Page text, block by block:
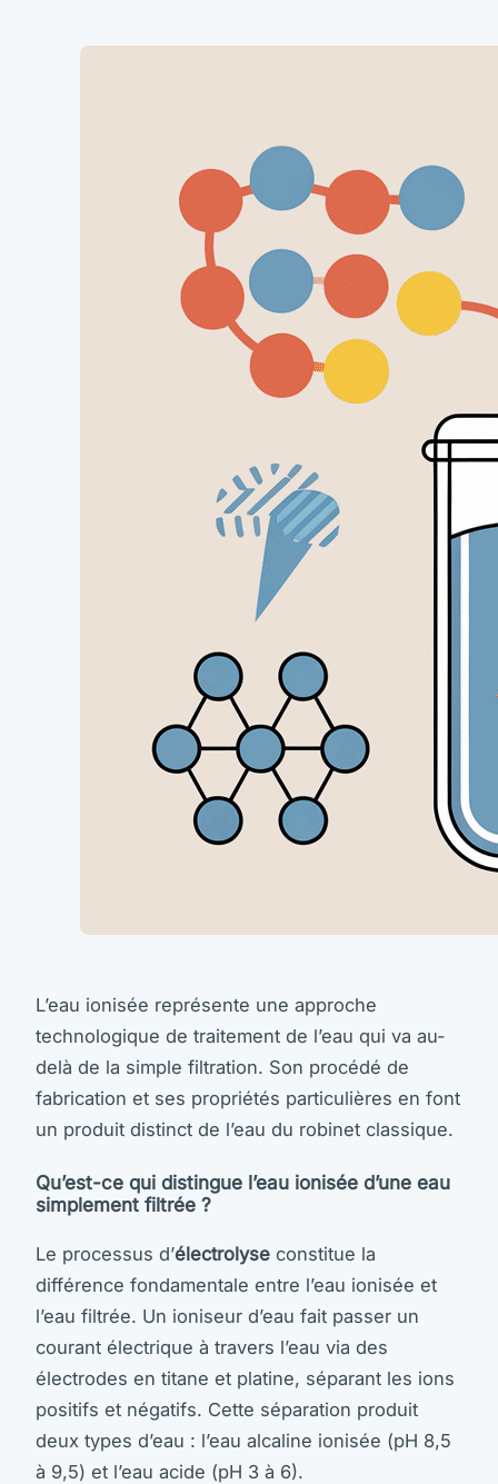
L’eau ionisée représente une approche
technologique de traitement de l’eau qui va au-
delà de la simple filtration. Son procédé de
fabrication et ses propriétés particulières en font
un produit distinct de l’eau du robinet classique.
Qu’est-ce qui distingue l’eau ionisée d’une eau
simplement filtrée ?
Le processus d’électrolyse constitue la
différence fondamentale entre l’eau ionisée et
l’eau filtrée. Un ioniseur d’eau fait passer un
courant électrique à travers l’eau via des
électrodes en titane et platine, séparant les ions
positifs et négatifs. Cette séparation produit
deux types d’eau : l’eau alcaline ionisée (pH 8,5
à 9,5) et l’eau acide (pH 3 à 6).